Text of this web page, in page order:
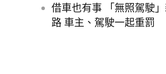
借車也有事 「無照駕駛
路 車主、駕駛一起重罰